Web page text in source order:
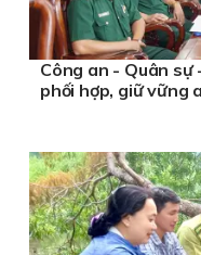
Công an - Quân sự
phối hợp, giữ vững